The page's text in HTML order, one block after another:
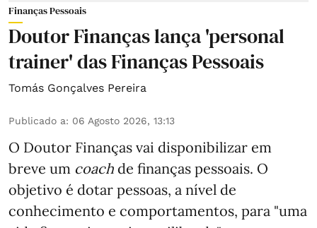
Finanças Pessoais
Doutor Finanças lança 'personal
trainer' das Finanças Pessoais
Tomás Gonçalves Pereira
Publicado a: 06 Agosto 2026, 13:13
O Doutor Finanças vai disponibilizar em
breve um coach de finanças pessoais. O
objetivo é dotar pessoas, a nível de
conhecimento e comportamentos, para "uma